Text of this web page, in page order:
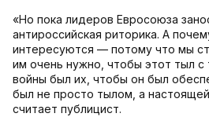
«Но пока лидеров Евросоюза
антироссийская риторика. А
интересуются — потому что мы
им очень нужно, чтобы этот тыл с
войны был их, чтобы он был
был не просто тылом, а
считает публицист.